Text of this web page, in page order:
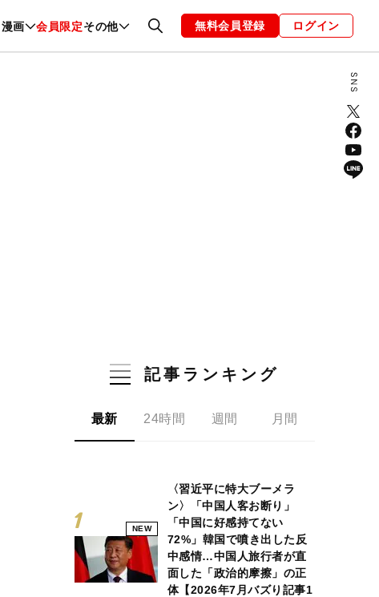
漫画 会員限定その他
ファッション 恋愛・結婚 編集部 お知らせ
無料会員登録 ログイン
記事ランキング
最新 24時間 週間 月間
NEW
〈習近平に特大ブーメラ
ン〉「中国人客お断り」
「中国に好感持てない
72%」韓国で噴き出した反
中感情…中国人旅行者が直
面した「政治的摩擦」の正
体【2026年7月バズり記事1